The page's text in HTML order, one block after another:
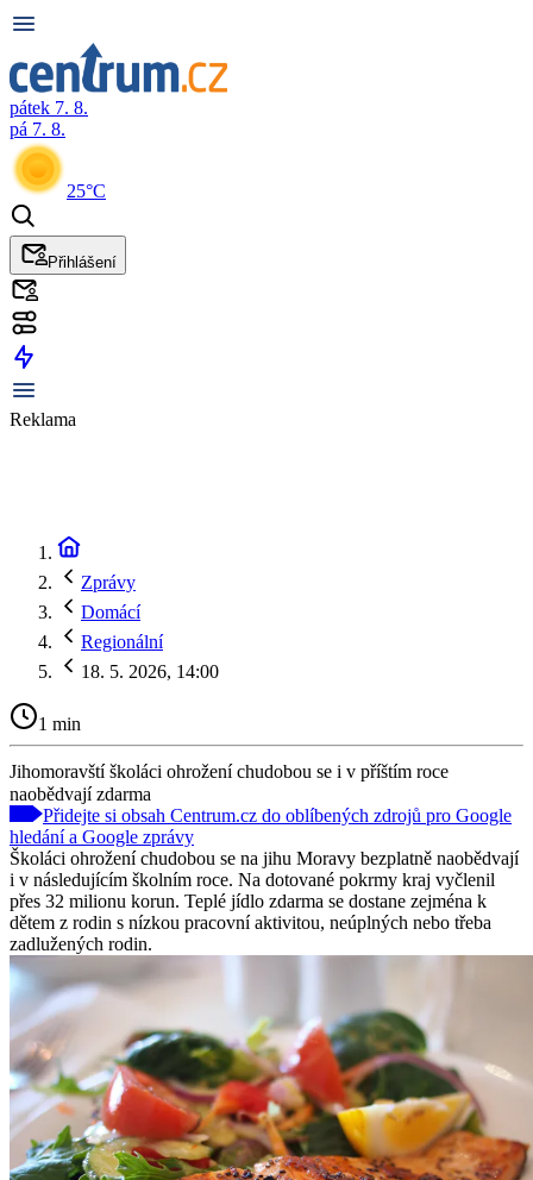
pátek 7. 8.
pá 7. 8.
25°C
Přihlášení
Reklama
Zprávy
Domácí
Regionální
18. 5. 2026, 14:00
1 min
Jihomoravští školáci ohrožení chudobou se i v příštím roce
naobědvají zdarma
Přidejte si obsah Centrum.cz do oblíbených zdrojů pro Google
hledání a Google zprávy
Školáci ohrožení chudobou se na jihu Moravy bezplatně naobědvají
i v následujícím školním roce. Na dotované pokrmy kraj vyčlenil
přes 32 milionu korun. Teplé jídlo zdarma se dostane zejména k
dětem z rodin s nízkou pracovní aktivitou, neúplných nebo třeba
zadlužených rodin.